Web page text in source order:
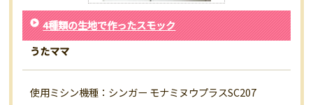
4種類の生地で作ったスモック
うたママ
使用ミシン機種：シンガー モナミヌウプラスSC207